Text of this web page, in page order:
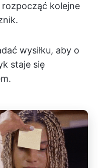
rozpocząć kolejne
wysiłku, aby o
staje się